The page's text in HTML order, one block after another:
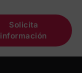
Solicita
información